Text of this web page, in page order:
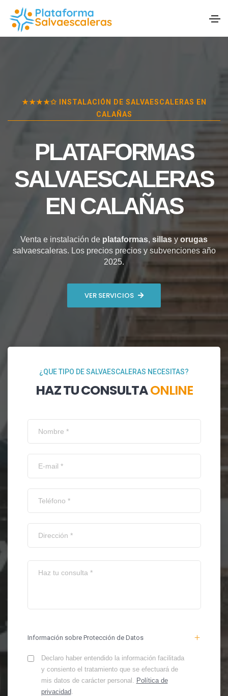
★★★★✩ INSTALACIÓN DE SALVAESCALERAS EN
CALAÑAS
PLATAFORMAS
SALVAESCALERAS
EN CALAÑAS
Venta e instalación de plataformas, sillas y orugas
salvaescaleras. Los precios precios y subvenciones año
2025.
VER SERVICIOS
¿QUE TIPO DE SALVAESCALERAS NECESITAS?
HAZ TU CONSULTAONLINE
Información sobre Protección de Datos
Declaro haber entendido la información facilitada
y consiento el tratamiento que se efectuará de
mis datos de carácter personal. Política de
privacidad.